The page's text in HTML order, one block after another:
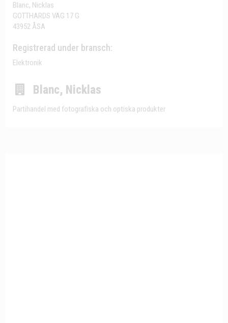
Blanc, Nicklas
GOTTHARDS VÄG 17 G
43952 ÅSA
Registrerad under bransch:
Elektronik
Blanc, Nicklas
Partihandel med fotografiska och optiska produkter